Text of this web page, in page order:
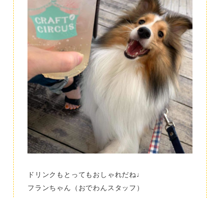
ドリンクもとってもおしゃれだね♩
フランちゃん（おでわんスタッフ）